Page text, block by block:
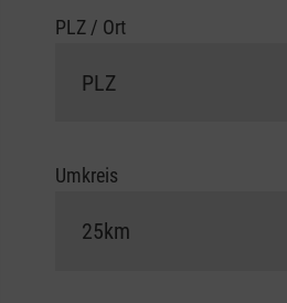
PLZ / Ort
Umkreis